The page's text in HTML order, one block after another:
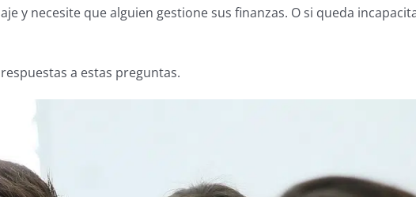
y necesite que alguien gestione sus finanzas. O si queda
a estas preguntas.